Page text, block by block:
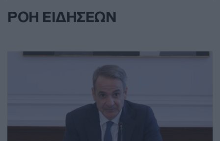
ΡΟΗ ΕΙΔΗΣΕΩΝ